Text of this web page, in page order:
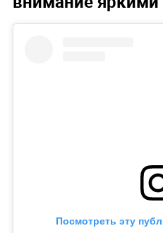
Посмотреть эту